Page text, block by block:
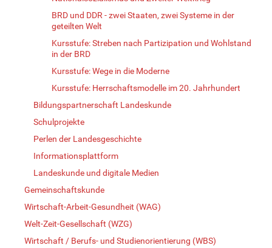
BRD und DDR - zwei Staaten, zwei Systeme in der
geteilten Welt
Kursstufe: Streben nach Partizipation und Wohlstand
in der BRD
Kursstufe: Wege in die Moderne
Kursstufe: Herrschaftsmodelle im 20. Jahrhundert
Bildungspartnerschaft Landeskunde
Schulprojekte
Perlen der Landesgeschichte
Informationsplattform
Landeskunde und digitale Medien
Gemeinschaftskunde
Wirtschaft-Arbeit-Gesundheit (WAG)
Welt-Zeit-Gesellschaft (WZG)
Wirtschaft / Berufs- und Studienorientierung (WBS)